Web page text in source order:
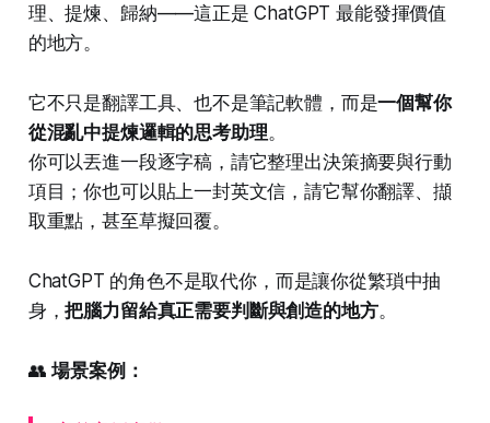
理、提煉、歸納——這正是 ChatGPT 最能發揮價值
的地方。
它不只是翻譯工具、也不是筆記軟體，而是一個幫你
從混亂中提煉邏輯的思考助理。
你可以丟進一段逐字稿，請它整理出決策摘要與行動
項目；你也可以貼上一封英文信，請它幫你翻譯、擷
取重點，甚至草擬回覆。
ChatGPT 的角色不是取代你，而是讓你從繁瑣中抽
身，把腦力留給真正需要判斷與創造的地方。
👥場景案例：